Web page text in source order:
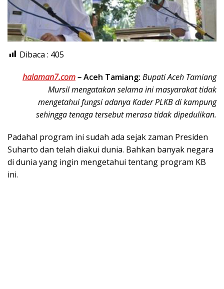
Dibaca : 405
halaman7.com–Aceh Tamiang: Bupati Aceh Tamiang
Mursil mengatakan selama ini masyarakat tidak
mengetahui fungsi adanya Kader PLKB di kampung
sehingga tenaga tersebut merasa tidak dipedulikan.
Padahal program ini sudah ada sejak zaman Presiden
Suharto dan telah diakui dunia. Bahkan banyak negara
di dunia yang ingin mengetahui tentang program KB
ini.